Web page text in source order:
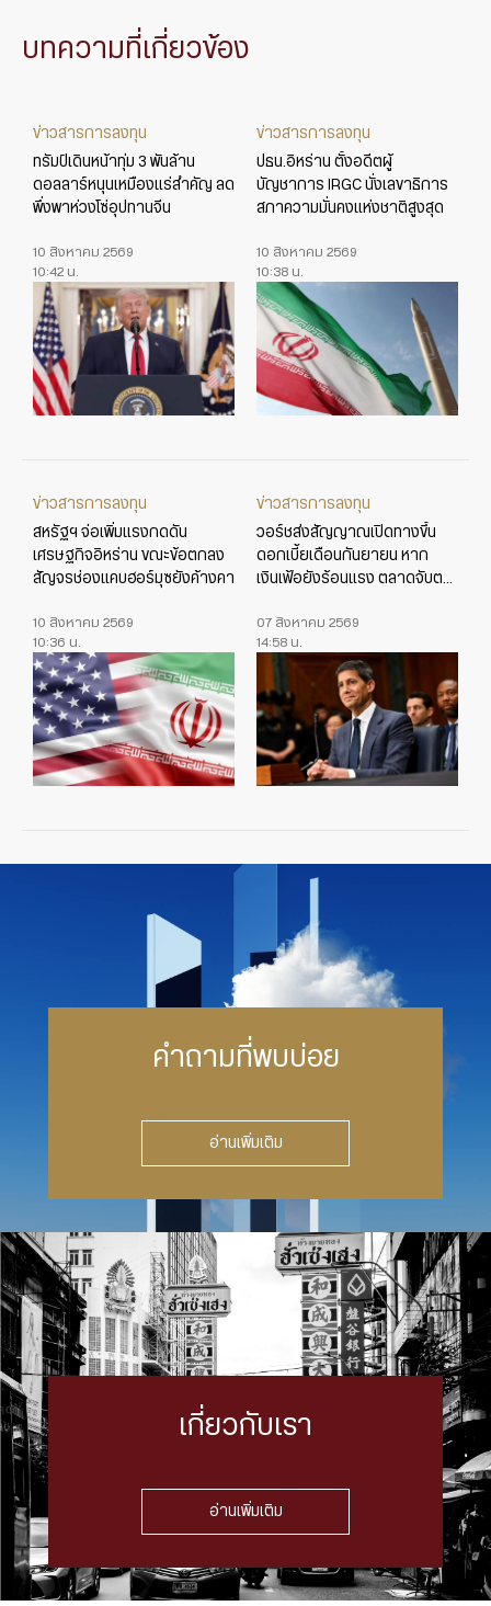
บทความที่เกี่ยวข้อง
ข่าวสารการลงทุน
ทรัมป์เดินหน้าทุ่ม 3 พันล้าน
ดอลลาร์หนุนเหมืองแร่สำคัญ ลด
พึ่งพาห่วงโซ่อุปทานจีน
10 สิงหาคม 2569
10:42 น.
ข่าวสารการลงทุน
ปธน.อิหร่าน ตั้งอดีตผู้
บัญชาการ IRGC นั่งเลขาธิการ
สภาความมั่นคงแห่งชาติสูงสุด
10 สิงหาคม 2569
10:38 น.
ข่าวสารการลงทุน
สหรัฐฯ จ่อเพิ่มแรงกดดัน
เศรษฐกิจอิหร่าน ขณะข้อตกลง
สัญจรช่องแคบฮอร์มุซยังค้างคา
10 สิงหาคม 2569
10:36 น.
ข่าวสารการลงทุน
วอร์ชส่งสัญญาณเปิดทางขึ้น
ดอกเบี้ยเดือนกันยายน หาก
เงินเฟ้อยังร้อนแรง ตลาดจับตา
07 สิงหาคม 2569
14:58 น.
คำถามที่พบบ่อย
อ่านเพิ่มเติม
เกี่ยวกับเรา
อ่านเพิ่มเติม